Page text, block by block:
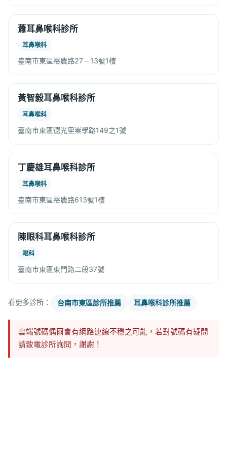
蕭耳鼻喉科診所
耳鼻喉科
臺南市東區裕農路27－13號1樓
黃智毅耳鼻喉科診所
耳鼻喉科
臺南市東區德光里崇學路149之1號
丁慶雄耳鼻喉科診所
耳鼻喉科
臺南市東區裕農路613號1樓
陳眼科耳鼻喉科診所
眼科
臺南市東區東門路二段37號
看更多診所： 台南市東區診所推薦 耳鼻喉科診所推薦
雲端號碼偶爾會有網路連線不穩之可能，若對號碼有疑問
請致電診所詢問，謝謝！